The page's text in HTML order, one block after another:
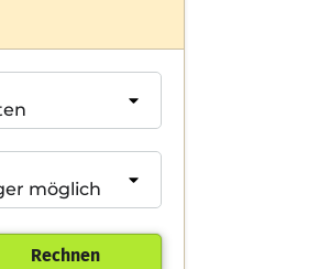
Rechnen